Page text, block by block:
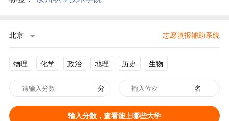
北京 志愿填报辅助系统
物理 化学 政治 地理 历史 生物
分 名
输入分数，查看能上哪些大学